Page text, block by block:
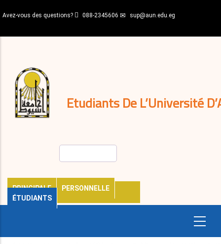
au
principal
Avez-vous des questions? 088-2345606 sup@aun.edu.eg
Etudiants De L’Université
PRINCIPALE
PERSONNELLE
ÉTUDIANTS
décisions
Expatriés
Journal